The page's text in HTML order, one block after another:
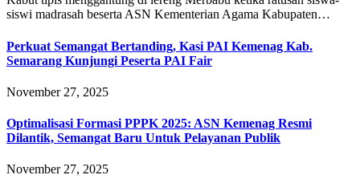
siswi madrasah beserta ASN Kementerian Agama Kabupaten…
Perkuat Semangat Bertanding, Kasi PAI Kemenag Kab.
Semarang Kunjungi Peserta PAI Fair
November 27, 2025
Optimalisasi Formasi PPPK 2025: ASN Kemenag Resmi
Dilantik, Semangat Baru Untuk Pelayanan Publik
November 27, 2025